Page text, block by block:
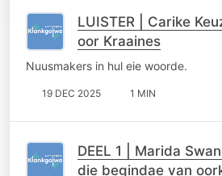
LUISTER | Carike
oor Kraaines
Nuusmakers in hul eie woorde.
19 DEC 2025 1 MIN
DEEL 1 | Marida
die begindae van